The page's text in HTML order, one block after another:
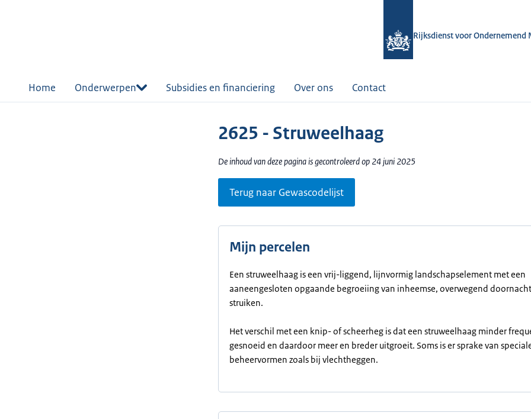
Rijksdienst voor Ondernemend
Home Onderwerpen Subsidies en financiering Over ons Contact
2625 - Struweelhaag
De inhoud van deze pagina is gecontroleerd op 24 juni 2025
Terug naar Gewascodelijst
Mijn percelen
Een struweelhaag is een vrij-liggend, lijnvormig landschapselement met een
aaneengesloten opgaande begroeiing van inheemse, overwegend
struiken.
Het verschil met een knip- of scheerheg is dat een struweelhaag minder
gesnoeid en daardoor meer en breder uitgroeit. Soms is er sprake van
beheervormen zoals bij vlechtheggen.